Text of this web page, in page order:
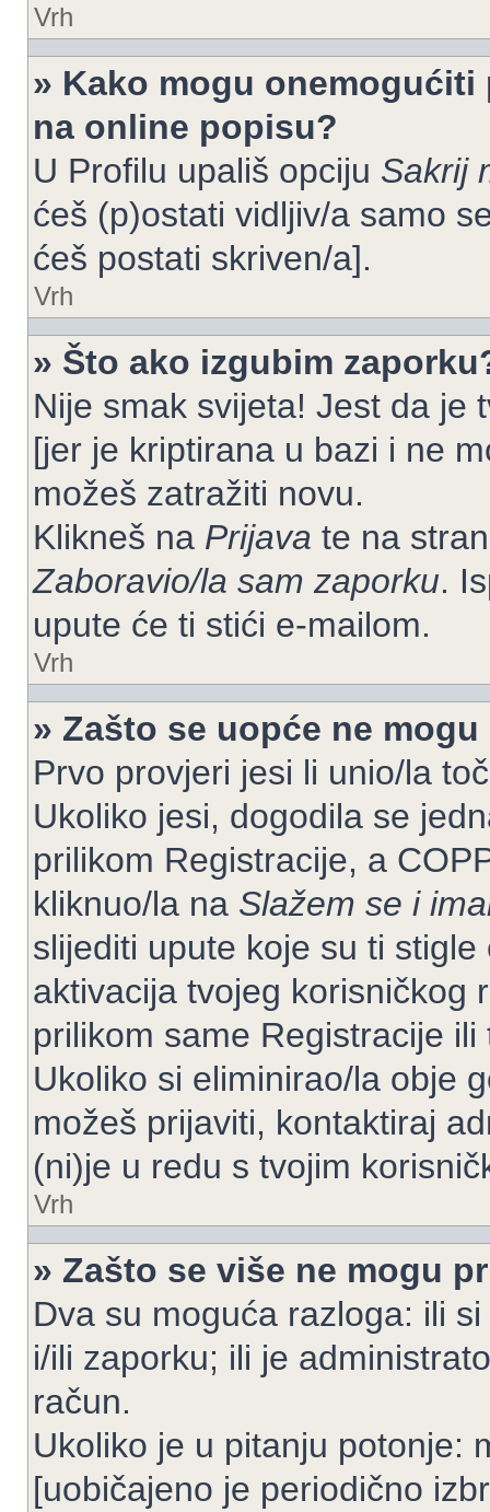
Vrh
» Kako mogu
na online popisu?
U Profilu upališ opciju Sakrij
ćeš (p)ostati vidljiv/a samo
ćeš postati skriven/a].
Vrh
» Što ako izgubim
Nije smak svijeta! Jest da je
[jer je kriptirana u bazi i ne
možeš zatražiti novu.
Klikneš na Prijava te na
Zaboravio/la sam zaporku.
upute će ti stići e-mailom.
Vrh
» Zašto se uopće ne
Prvo provjeri jesi li unio/la
Ukoliko jesi, dogodila se
prilikom Registracije, a
kliknuo/la na Slažem se i
slijediti upute koje su ti
aktivacija tvojeg korisničkog
prilikom same Registracije
Ukoliko si eliminirao/la obje
možeš prijaviti, kontaktiraj
(ni)je u redu s tvojim
Vrh
» Zašto se više ne mogu
Dva su moguća razloga: ili
i/ili zaporku; ili je
račun.
Ukoliko je u pitanju potonje:
[uobičajeno je periodično